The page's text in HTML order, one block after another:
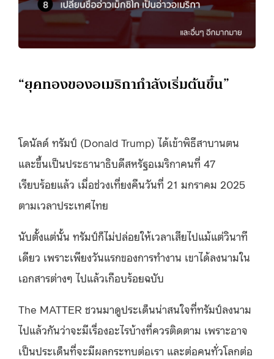
“ยุคทองของอเมริกากำลังเริ่มต้นขึ้น”
โดนัลด์ ทรัมป์​ (Donald Trump) ได้เข้าพิธีสาบานตน
และขึ้นเป็นประธานาธิบดีสหรัฐอเมริกาคนที่ 47
เรียบร้อยแล้ว เมื่อช่วงเที่ยงคืนวันที่ 21 มกราคม 2025
ตามเวลาประเทศไทย
นับตั้งแต่นั้น ทรัมป์ก็ไม่ปล่อยให้เวลาเสียไปแม้แต่วินาที
เดียว เพราะเพียงวันแรกของการทำงาน เขาได้ลงนามใน
เอกสารต่างๆ ไปแล้วเกือบร้อยฉบับ
The MATTER ชวนมาดูประเด็นน่าสนใจที่ทรัมป์ลงนาม
ไปแล้วกันว่าจะมีเรื่องอะไรบ้างที่ควรติดตาม เพราะอาจ
เป็นประเด็นที่จะมีผลกระทบต่อเรา และต่อคนทั่วโลกต่อ